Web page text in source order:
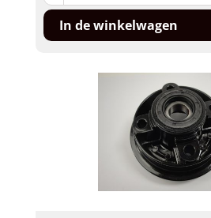
In de winkelwagen